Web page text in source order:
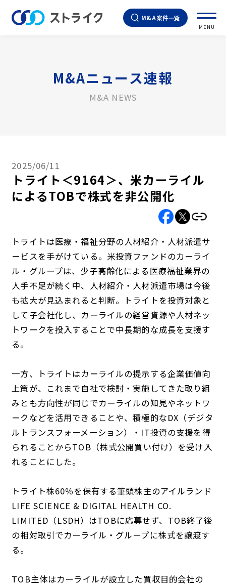
M&A案件一覧
MENU
M&Aニュース速報
M&A NEWS
2025/06/11
トライト＜9164＞、米カーライル
によるTOBで株式を非公開化
トライトは医療・福祉分野の人材紹介・人材派遣サ
ービスを手がけている。米投資ファンドのカーライ
ル・グループは、少子高齢化による医療福祉業界の
人手不足が続く中、人材紹介・人材派遣市場は今後
も拡大が見込まれると判断。トライトを投資対象と
して子会社化し、カーライルの経営資源や人材ネッ
トワークを投入することで中長期的な成長を支援す
る。
一方、トライトはカーライルの提示する企業価値向
上策が、これまで自社で検討・実施してきた取り組
みとも方向性が同じでカーライルの知見やネットワ
ークなどを活用できることや、積極的なDX（デジタ
ルトランスフォーメーション）・IT投資の支援を得
られることからTOB（株式公開買い付け）を受け入
れることにした。
トライト株60％を保有する筆頭株主のアイルランド
LIFE SCIENCE & DIGITAL HEALTH CO.
LIMITED（LSDH）はTOBに応募せず、TOB終了後
の相対取引でカーライル・グループに株式を譲渡す
る。
TOB主体はカーライルが設立した買収目的会社の